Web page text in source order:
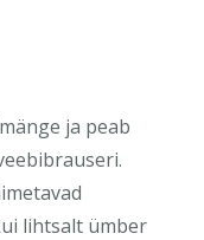
ja peab
lihtsalt ümber